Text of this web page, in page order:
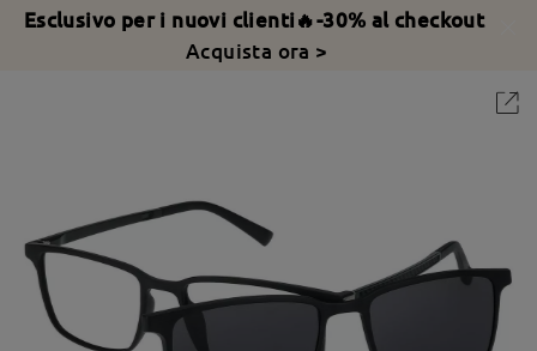
Esclusivo per i nuovi clienti🔥-30% al checkout
Acquista ora >